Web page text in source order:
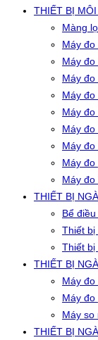
THIẾT BỊ
Màng
Máy đo
Máy đo
Máy đo
Máy đo
Máy
Máy
Máy đo
Máy đo
Máy đo
THIẾT BỊ
Bể
Thiết bị
Thiết bị
THIẾT BỊ
Máy đo
Máy đo
Máy so
THIẾT BỊ